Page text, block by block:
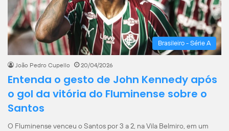
Brasileiro - Série A
João Pedro Cupello 20/04/2026
Entenda o gesto de John Kennedy após
o gol da vitória do Fluminense sobre o
Santos
O Fluminense venceu o Santos por 3 a 2, na Vila Belmiro, em um